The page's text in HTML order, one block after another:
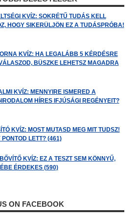
KVÍZ: SOKRÉTŰ TUDÁS KELL
HOGY SIKERÜLJÖN EZ A TUDÁSPRÓBA!
KVÍZ: HA LEGALÁBB 5 KÉRDÉSRE
BÜSZKE LEHETSZ MAGADRA
KVÍZ: MENNYIRE ISMERED A
HÍRES IFJÚSÁGI REGÉNYEIT?
KVÍZ: MOST MUTASD MEG MIT TUDSZ!
LETT? (461)
KVÍZ: EZ A TESZT SEM KÖNNYŰ,
ÉRDEKES (590)
ON FACEBOOK